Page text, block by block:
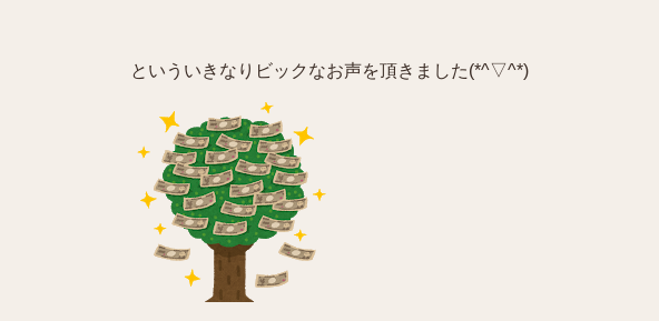
といういきなりビックなお声を頂きました(*^▽^*)